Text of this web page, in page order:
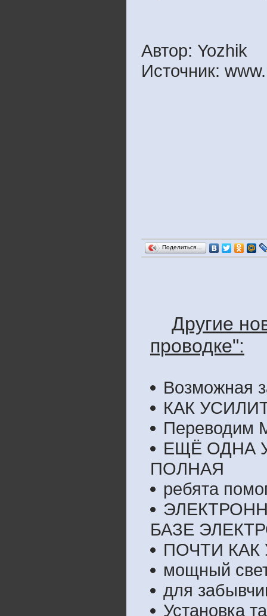
Автор: Yozhik
Источник:
Поделиться…
Другие
проводке":
Возможная
КАК
Переводим
ЕЩЁ ОДНА
ПОЛНАЯ
ребята
БАЗЕ
ПОЧТИ КАК
мощный
для
Установка